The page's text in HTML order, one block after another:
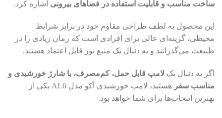
ساخت مناسب و قابلیت استفاده در فضاهای بیرونی اشاره کرد.
این محصول به لطف طراحی مقاوم خود در برابر شرایط
محیطی، گزینه‌ای عالی برای افرادی است که زمان زیادی را در
طبیعت می‌گذرانند و به دنبال یک منبع نور قابل اعتماد هستند.
اگر به دنبال یک لامپ قابل حمل، کم‌مصرف، با شارژ خورشیدی و
مناسب سفر
هستید، لامپ خورشیدی آکو مدل AL6 یکی از
بهترین انتخاب‌ها برای شما خواهد بود.